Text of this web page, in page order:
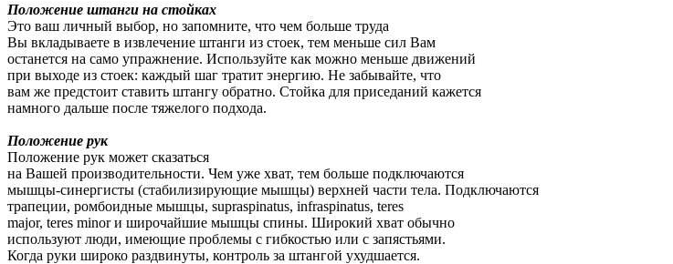
Положение штанги на стойках
Это ваш личный выбор, но запомните, что чем больше труда
Вы вкладываете в извлечение штанги из стоек, тем меньше сил Вам
останется на само упражнение. Используйте как можно меньше движений
при выходе из стоек: каждый шаг тратит энергию. Не забывайте, что
вам же предстоит ставить штангу обратно. Стойка для приседаний кажется
намного дальше после тяжелого подхода.
Положение рук
Положение рук может сказаться
на Вашей производительности. Чем уже хват, тем больше подключаются
мышцы-синергисты (стабилизирующие мышцы) верхней части тела. Подключаются
трапеции, ромбоидные мышцы, supraspinatus, infraspinatus, teres
major, teres minor и широчайшие мышцы спины. Широкий хват обычно
используют люди, имеющие проблемы с гибкостью или с запястьями.
Когда руки широко раздвинуты, контроль за штангой ухудшается.